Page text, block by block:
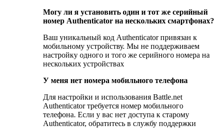
Могу ли я установить один и тот же серийный
номер Authenticator на нескольких смартфонах?
Ваш уникальный код Authenticator привязан к
мобильному устройству. Мы не поддерживаем
настройку одного и того же серийного номера на
нескольких устройствах
У меня нет номера мобильного телефона
Для настройки и использования Battle.net
Authenticator требуется номер мобильного
телефона. Если у вас нет доступа к старому
Authenticator, обратитесь в службу поддержки